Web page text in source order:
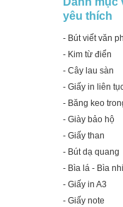
yêu thích
- Bút viết văn
- Kim từ điển
- Cây lau sàn
- Giấy in liên
- Băng keo
- Giày bảo hộ
- Giấy than
- Bút dạ quang
- Bìa lá - Bìa
- Giấy in A3
- Giấy note